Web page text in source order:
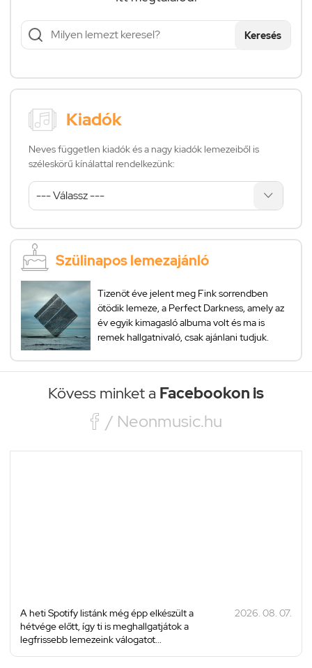
Keresés
Kiadók
Neves független kiadók és a nagy kiadók lemezeiből is
széleskörű kínálattal rendelkezünk:
Szülinapos lemezajánló
Tizenöt éve jelent meg Fink sorrendben
ötödik lemeze, a Perfect Darkness, amely az
év egyik kimagasló albuma volt és ma is
remek hallgatnivaló, csak ajánlani tudjuk.
Kövess minket a Facebookon is
 / Neonmusic.hu
A heti Spotify listánk még épp elkészült a
hétvége előtt, így ti is meghallgatjátok a
legfrissebb lemezeink válogatot...
2026. 08. 07.